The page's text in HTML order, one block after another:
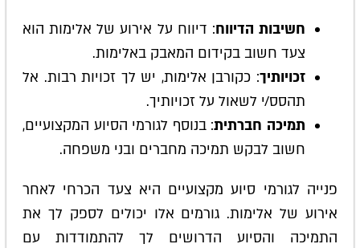
חשיבות הדיווח: דיווח על אירוע של אלימות הוא
צעד חשוב בקידום המאבק באלימות.
זכויותיך: כקורבן אלימות, יש לך זכויות רבות. אל
תהסס/י לשאול על זכויותיך.
תמיכה חברתית: בנוסף לגורמי הסיוע המקצועיים,
חשוב לבקש תמיכה מחברים ובני משפחה.
פנייה לגורמי סיוע מקצועיים היא צעד הכרחי לאחר
אירוע של אלימות. גורמים אלו יכולים לספק לך את
התמיכה והסיוע הדרושים לך להתמודדות עם